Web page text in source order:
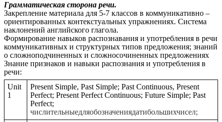
Грамматическая сторона речи.
Закрепление материала для 5-7 классов в коммуникативно –
ориентированных контекстуальных упражнениях. Система
наклонений английского глагола.
Формирование навыков распознавания и употребления в речи
коммуникативных и структурных типов предложения; знаний
о сложноподчиненных и сложносочиненных предложениях
Знание признаков и навыки распознания и употребления в
речи:
Unit
1
Present Simple, Past Simple; Past Continuous, Present
Perfect; Present Perfect Continuous; Future Simple; Past
Perfect;
числительныедляобозначениядатибольшихчисел;